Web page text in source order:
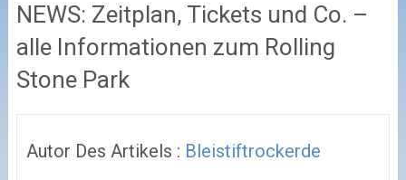
NEWS: Zeitplan, Tickets und Co. –
alle Informationen zum Rolling
Stone Park
Autor Des Artikels : Bleistiftrockerde